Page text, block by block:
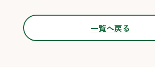
一覧へ戻る